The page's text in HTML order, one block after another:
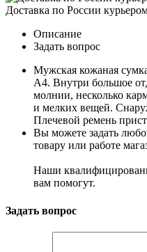
Доставка по России
Описание
Задать вопрос
Мужская кожаная
А4. Внутри большое
молнии, несколько
и мелких вещей.
Плечевой ремень
Вы можете задать
товару или работе
Наши
вам помогут.
Задать вопрос